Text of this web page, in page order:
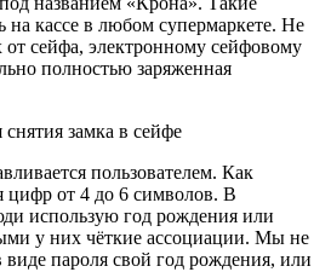
на кассе в любом супермаркете. Не
от сейфа, электронному сейфовому
полностью заряженная
пользователем. Как
цифр от 4 до 6 символов. В
использую год рождения или
у них чёткие ассоциации. Мы не
виде пароля свой год рождения, или